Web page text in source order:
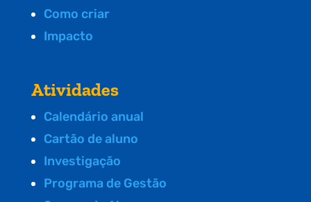
Como criar
Impacto
Atividades
Calendário anual
Cartão de aluno
Investigação
Programa de Gestão